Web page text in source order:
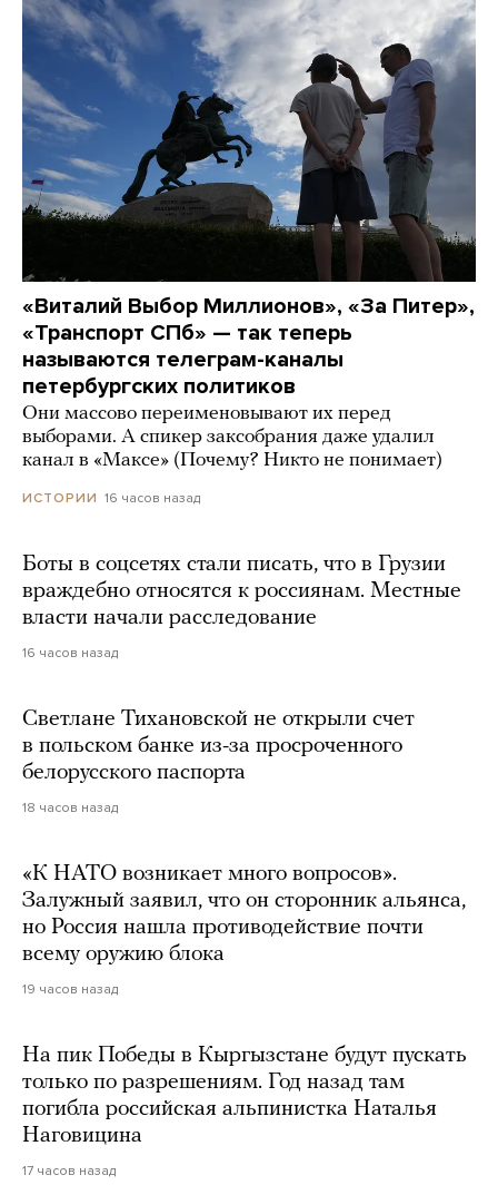
«Виталий Выбор Миллионов», «За Питер»,
«Транспорт СПб» — так теперь
называются телеграм-каналы
петербургских политиков
Они массово переименовывают их перед
выборами. А спикер заксобрания даже удалил
канал в «Максе» (Почему? Никто не понимает)
ИСТОРИИ 16 часов назад
Боты в соцсетях стали писать, что в Грузии
враждебно относятся к россиянам. Местные
власти начали расследование
16 часов назад
Светлане Тихановской не открыли счет
в польском банке из-за просроченного
белорусского паспорта
18 часов назад
«К НАТО возникает много вопросов».
Залужный заявил, что он сторонник альянса,
но Россия нашла противодействие почти
всему оружию блока
19 часов назад
На пик Победы в Кыргызстане будут пускать
только по разрешениям. Год назад там
погибла российская альпинистка Наталья
Наговицина
17 часов назад